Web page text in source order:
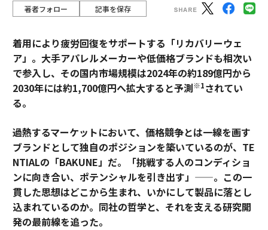
著者フォロー 記事を保存
着用により疲労回復をサポートする「リカバリーウェ
ア」。大手アパレルメーカーや低価格ブランドも相次い
で参入し、その国内市場規模は2024年の約189億円から
2030年には約1,700億円へ拡大すると予測※1されてい
る。
過熱するマーケットにおいて、価格競争とは一線を画す
ブランドとして独自のポジションを築いているのが、TE
NTIALの「BAKUNE」だ。「挑戦する人のコンディショ
ンに向き合い、ポテンシャルを引き出す」——。この一
貫した思想はどこから生まれ、いかにして製品に落とし
込まれているのか。同社の哲学と、それを支える研究開
発の最前線を追った。